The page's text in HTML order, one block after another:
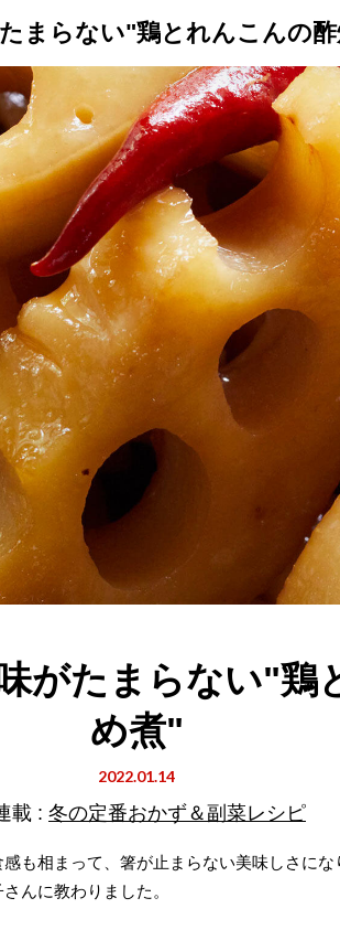
が教えるレシピ 厳選！店探し 食のスト
まらない"鶏とれんこんの
がたまらない"鶏
め煮"
2022.01.14
載 : 冬の定番おかず＆副菜レシピ
も相まって、箸が止まらない美味しさに
んに教わりました。